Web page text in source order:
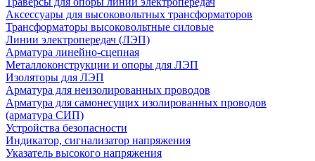
Аксессуары для высоковольтных трансформаторов
Трансформаторы высоковольтные силовые
Линии электропередач (ЛЭП)
Арматура линейно-сцепная
Металлоконструкции и опоры для ЛЭП
Изоляторы для ЛЭП
Арматура для неизолированных проводов
Арматура для самонесущих изолированных проводов
(арматура СИП)
Устройства безопасности
Индикатор, сигнализатор напряжения
Указатель высокого напряжения